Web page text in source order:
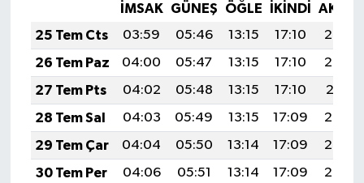
İMSAK GÜNEŞ ÖĞLE İKINDI
25 Tem Cts
03:59 05:46 13:15 17:10
20:33
26 Tem Paz
04:00 05:47 13:15 17:10
20:32
27 Tem Pts
04:02 05:48 13:15 17:10
20:31
28 Tem Sal
04:03 05:49 13:15 17:09
20:30
29 Tem Çar
04:04 05:50 13:14 17:09
20:29
30 Tem Per
04:06 05:51 13:14 17:09
20:28